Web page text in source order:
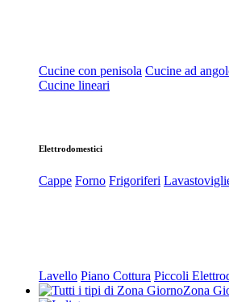
Cucine con penisola Cucine ad
Cucine lineari
Elettrodomestici
Cappe Forno Frigoriferi
Lavello Piano Cottura Piccoli
Zona